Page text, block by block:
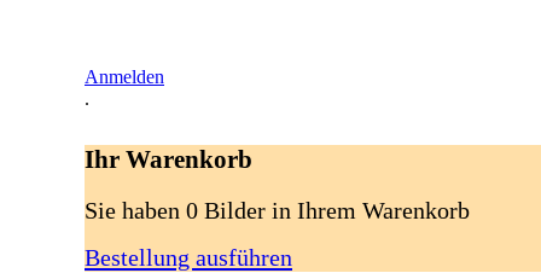
Anmelden
.
Ihr Warenkorb
Sie haben 0 Bilder in Ihrem Warenkorb
Bestellung ausführen